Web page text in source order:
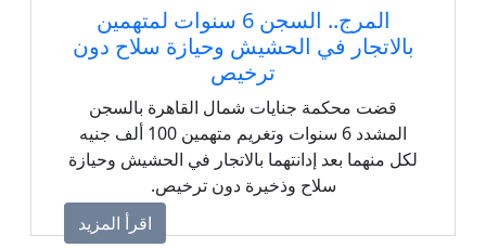
المرج.. السجن 6 سنوات لمتهمين
بالاتجار في الحشيش وحيازة سلاح دون
ترخيص
قضت محكمة جنايات شمال القاهرة بالسجن
المشدد 6 سنوات وتغريم متهمين 100 ألف جنيه
لكل منهما بعد إدانتهما بالاتجار في الحشيش وحيازة
سلاح وذخيرة دون ترخيص.
اقرأ المزيد